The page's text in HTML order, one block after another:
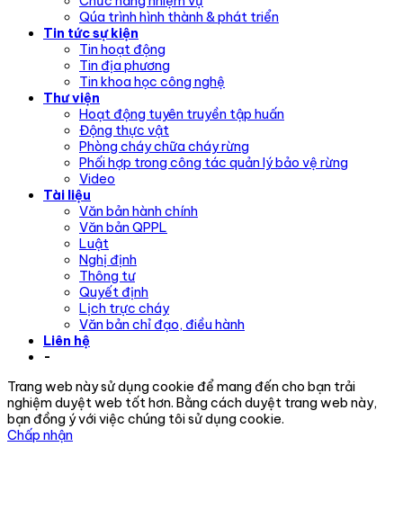
Qúa trình hình thành & phát triển
Tin tức sự kiện
Tin hoạt động
Tin địa phương
Tin khoa học công nghệ
Thư viện
Hoạt động tuyên truyền tập huấn
Động thực vật
Phòng cháy chữa cháy rừng
Phối hợp trong công tác quản lý bảo vệ rừng
Video
Tài liệu
Văn bản hành chính
Văn bản QPPL
Luật
Nghị định
Thông tư
Quyết định
Lịch trực cháy
Văn bản chỉ đạo, điều hành
Liên hệ
-
Trang web này sử dụng cookie để mang đến cho bạn trải
nghiệm duyệt web tốt hơn. Bằng cách duyệt trang web này,
bạn đồng ý với việc chúng tôi sử dụng cookie.
Chấp nhận